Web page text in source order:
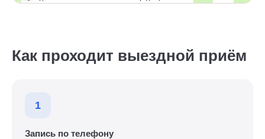
Как проходит выездной приём
1
Запись по телефону